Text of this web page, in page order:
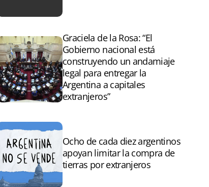
Graciela de la Rosa: “El
Gobierno nacional está
construyendo un andamiaje
legal para entregar la
Argentina a capitales
extranjeros”
Ocho de cada diez argentinos
apoyan limitar la compra de
tierras por extranjeros